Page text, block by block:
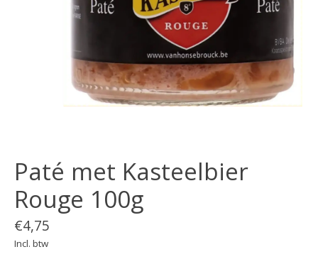
Paté met Kasteelbier
Rouge 100g
€4,75
Incl. btw